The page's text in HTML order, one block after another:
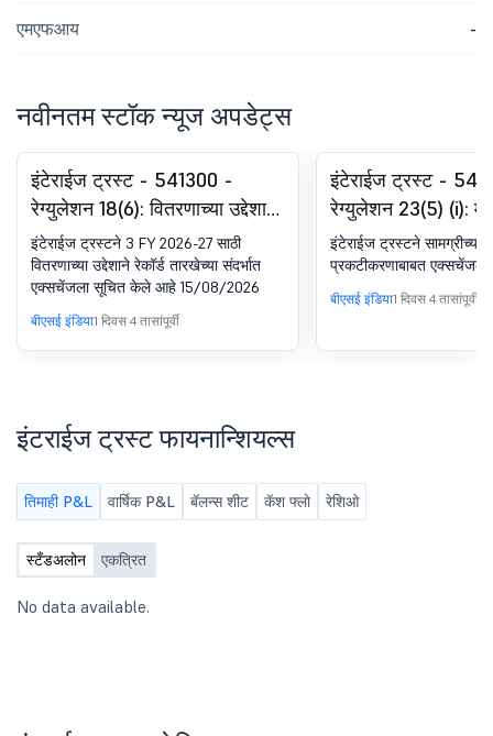
एमएफआय -
नवीनतम स्टॉक न्यूज अपडेट्स
इंटेराईज ट्रस्ट - 541300 -
रेग्युलेशन 18(6): वितरणाच्या उद्देशाने
रेकॉर्ड तारखेचे प्रकटीकरण
इंटेराईज ट्रस्टने 3 FY 2026-27 साठी
वितरणाच्या उद्देशाने रेकॉर्ड तारखेच्या संदर्भात
एक्सचेंजला सूचित केले आहे 15/08/2026
बीएसई इंडिया1 दिवस 4 तासांपूर्वी
इंटेराईज ट्रस्ट -
रेग्युलेशन 23(5) (i):
प्रकटीकरण
इंटेराईज ट्रस्टने सामग्रीच्या
प्रकटीकरणाबाबत एक्सचेंजला
बीएसई इंडिया1 दिवस 4 तासांपूर्वी
इंटराईज ट्रस्ट फायनान्शियल्स
तिमाही P&L वार्षिक P&L बॅलन्स शीट कॅश फ्लो रेशिओ
स्टँडअलोन एकत्रित
No data available.